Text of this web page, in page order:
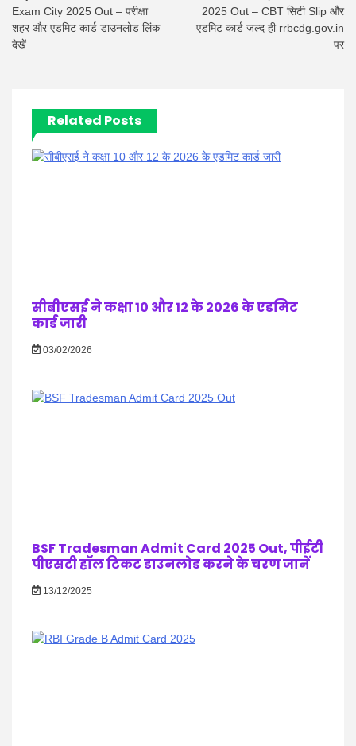
Exam City 2025 Out – परीक्षा
शहर और एडमिट कार्ड डाउनलोड लिंक
देखें
2025 Out – CBT सिटी Slip और
एडमिट कार्ड जल्द ही rrbcdg.gov.in
पर
Related Posts
सीबीएसई ने कक्षा 10 और 12 के 2026 के एडमिट
कार्ड जारी
03/02/2026
BSF Tradesman Admit Card 2025 Out, पीईटी
पीएसटी हॉल टिकट डाउनलोड करने के चरण जानें
13/12/2025